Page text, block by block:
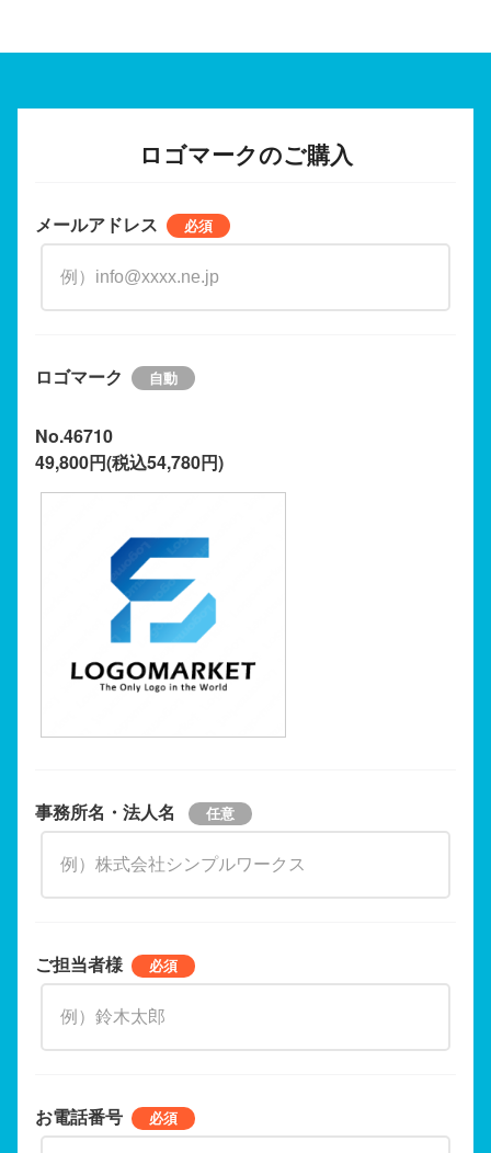
ロゴマークのご購入
メールアドレス
ロゴマーク
No.46710
49,800円(税込54,780円)
事務所名・法人名
ご担当者様
お電話番号